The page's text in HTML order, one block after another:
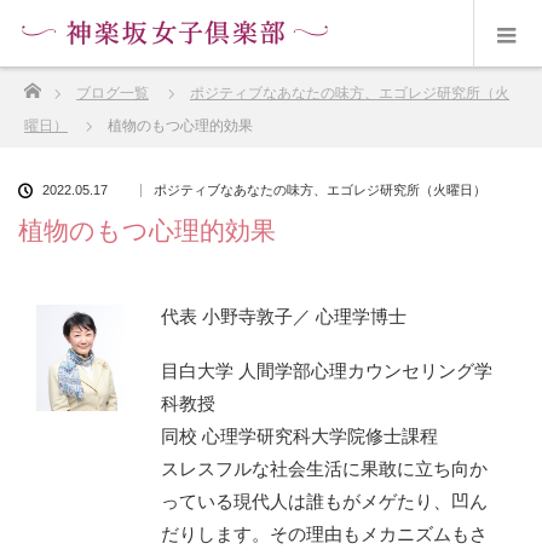
ブログ一覧
ポジティブなあなたの味方、エゴレジ研究所（火
曜日）
植物のもつ心理的効果
2022.05.17 ポジティブなあなたの味方、エゴレジ研究所（火曜日）
植物のもつ心理的効果
代表 小野寺敦子／ 心理学博士
目白大学 人間学部心理カウンセリング学
科教授
同校 心理学研究科大学院修士課程
スレスフルな社会生活に果敢に立ち向か
っている現代人は誰もがメゲたり、凹ん
だりします。その理由もメカニズムもさ